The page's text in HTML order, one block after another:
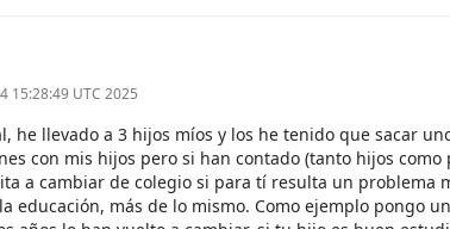
15:28:49 UTC 2025
he llevado a 3 hijos míos y los he tenido que sacar
con mis hijos pero si han contado (tanto hijos
a cambiar de colegio si para tí resulta un problema
educación, más de lo mismo. Como ejemplo pongo